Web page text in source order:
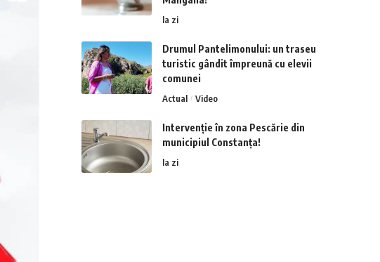
la zi
Drumul Pantelimonului: un traseu
turistic gândit împreună cu elevii
comunei
Actual Video
Intervenție în zona Pescărie din
municipiul Constanța!
la zi